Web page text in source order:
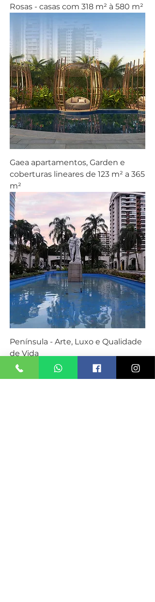
Rosas - casas com 318 m² à 580 m²
Gaea apartamentos, Garden e
coberturas lineares de 123 m² a 365
m²
Península - Arte, Luxo e Qualidade
de Vida
NOVIDADE